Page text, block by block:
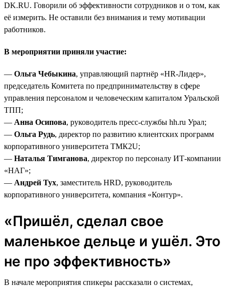
DK.RU. Говорили об эффективности сотрудников и о том, как
её измерить. Не оставили без внимания и тему мотивации
работников.
В мероприятии приняли участие:
— Ольга Чебыкина, управляющий партнёр «HR-Лидер»,
председатель Комитета по предпринимательству в сфере
управления персоналом и человеческим капиталом Уральской
ТПП;
— Анна Осипова, руководитель пресс-службы hh.ru Урал;
— Ольга Рудь, директор по развитию клиентских программ
корпоративного университета ТМК2U;
— Наталья Тимганова, директор по персоналу ИТ-компании
«НАГ»;
— Андрей Тух, заместитель HRD, руководитель
корпоративного университета, компания «Контур».
«Пришёл, сделал свое
маленькое дельце и ушёл. Это
не про эффективность»
В начале мероприятия спикеры рассказали о системах,